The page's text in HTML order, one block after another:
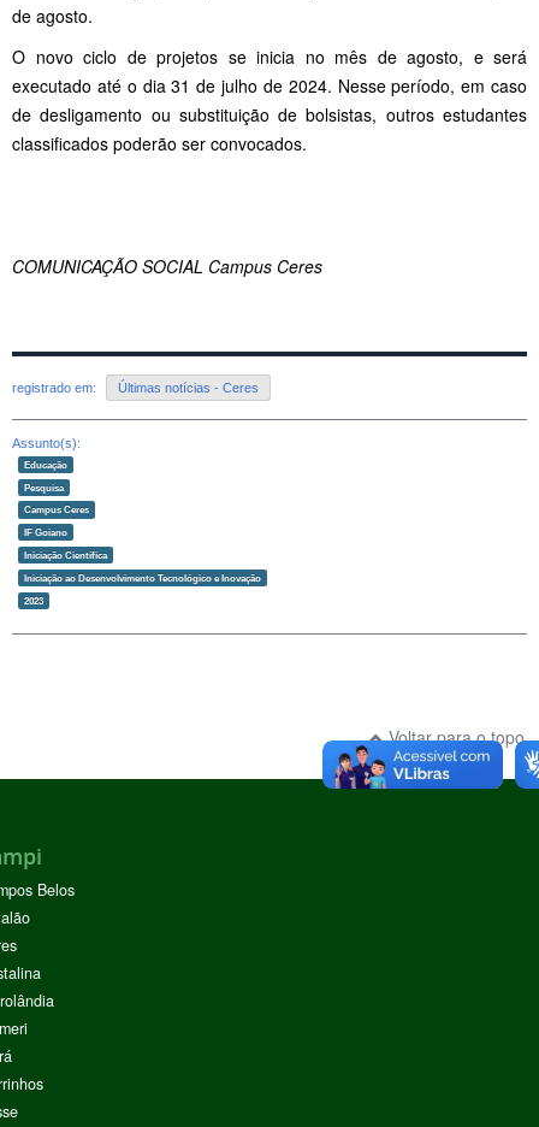
de agosto.
O novo ciclo de projetos se inicia no mês de agosto, e será
executado até o dia 31 de julho de 2024. Nesse período, em caso
de desligamento ou substituição de bolsistas, outros estudantes
classificados poderão ser convocados.
COMUNICAÇÃO SOCIAL Campus Ceres
registrado em: Últimas notícias - Ceres
Assunto(s):
Educação
Pesquisa
Campus Ceres
IF Goiano
Iniciação Científica
Iniciação ao Desenvolvimento Tecnológico e Inovação
2023
Voltar para o topo
Belos